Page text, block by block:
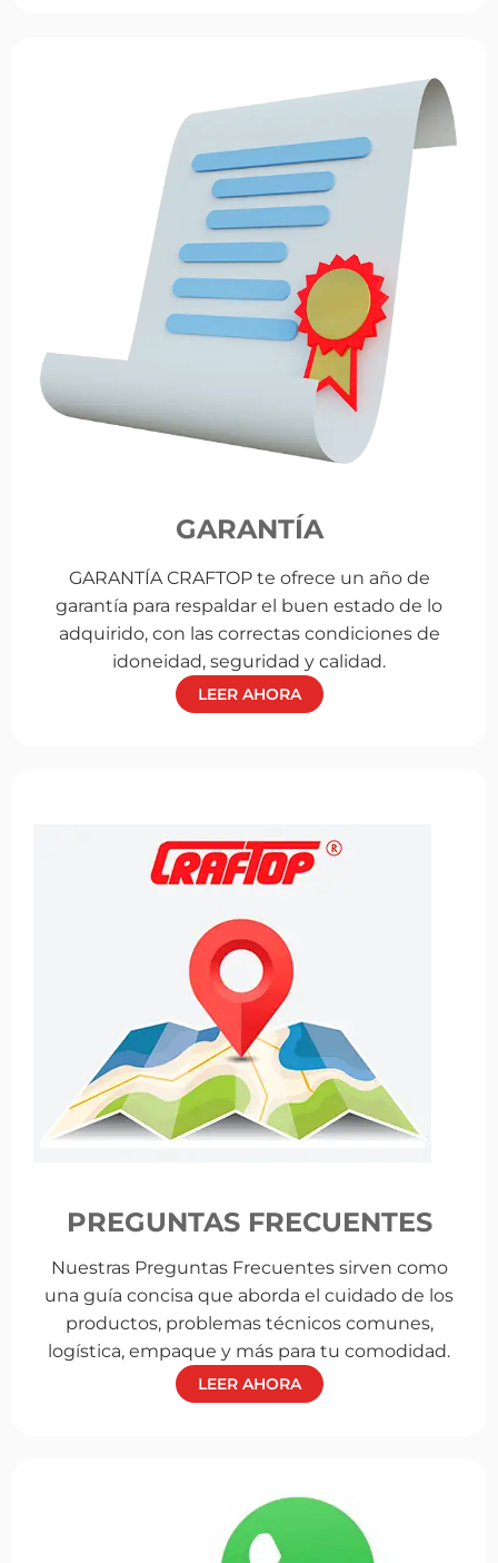
GARANTÍA
GARANTÍA CRAFTOP te ofrece un año de
garantía para respaldar el buen estado de lo
adquirido, con las correctas condiciones de
idoneidad, seguridad y calidad.
LEER AHORA
PREGUNTAS FRECUENTES
Nuestras Preguntas Frecuentes sirven como
una guía concisa que aborda el cuidado de los
productos, problemas técnicos comunes,
logística, empaque y más para tu comodidad.
LEER AHORA